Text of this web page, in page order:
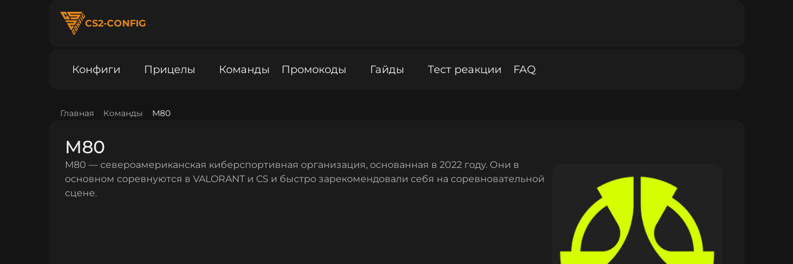
CS2-CONFIG
Конфиги Прицелы Команды Промокоды Гайды Тест реакции FAQ
Главная Команды M80
M80
M80 — североамериканская киберспортивная организация, основанная в 2022 году. Они в
основном соревнуются в VALORANT и CS и быстро зарекомендовали себя на соревновательной
сцене.